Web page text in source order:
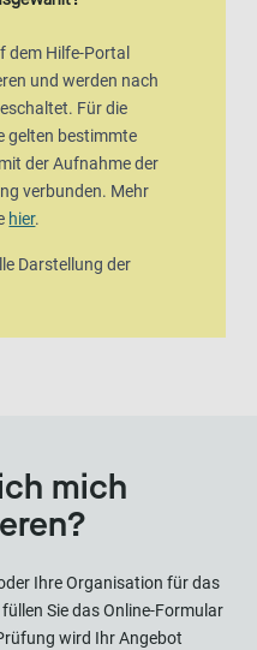
dem Hilfe-Portal
und werden nach
Für die
gelten bestimmte
der Aufnahme der
verbunden. Mehr
hier.
Darstellung der
mich
Ihre Organisation für das
Sie das Online-Formular
wird Ihr Angebot